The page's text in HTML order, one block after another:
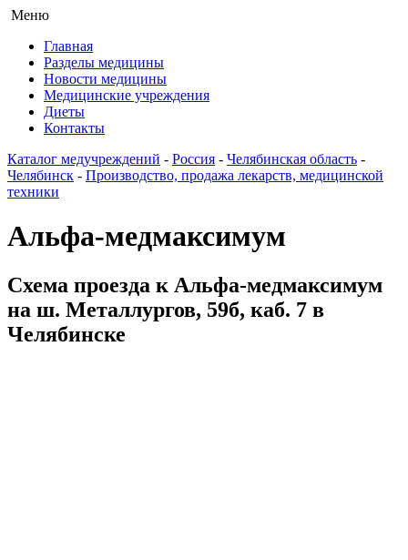
Меню
Главная
Разделы медицины
Новости медицины
Медицинские учреждения
Диеты
Контакты
Каталог медучреждений - Россия - Челябинская область -
Челябинск - Производство, продажа лекарств, медицинской
техники
Альфа-медмаксимум
Схема проезда к Альфа-медмаксимум
на ш. Металлургов, 59б, каб. 7 в
Челябинске